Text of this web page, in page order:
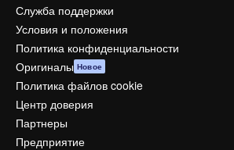
Служба поддержки
Условия и положения
Политика конфиденциальности
Оригиналы Новое
Политика файлов cookie
Центр доверия
Партнеры
Предприятие